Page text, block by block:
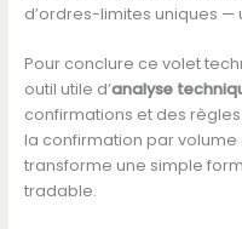
d’ordres-limites uniques —
Pour conclure ce volet
outil utile d’analyse
confirmations et des
la confirmation par
transforme une simple
tradable.